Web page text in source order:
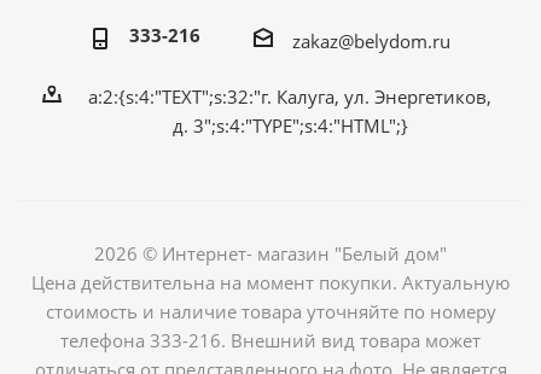
333-216 zakaz@belydom.ru
a:2:{s:4:"TEXT";s:32:"г. Калуга, ул. Энергетиков,
д. 3";s:4:"TYPE";s:4:"HTML";}
2026 © Интернет- магазин "Белый дом"
Цена действительна на момент покупки. Актуальную
стоимость и наличие товара уточняйте по номеру
телефона 333-216. Внешний вид товара может
отличаться от представленного на фото. Не является